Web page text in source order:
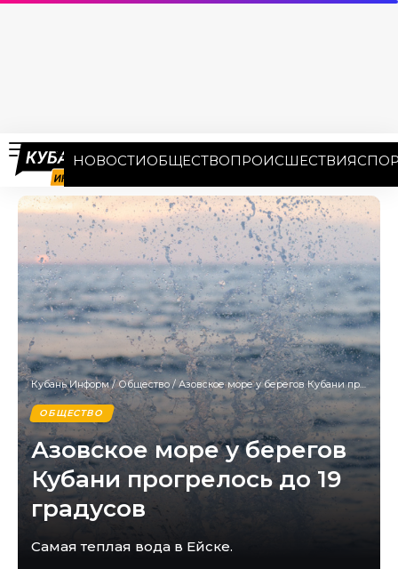
НОВОСТИОБЩЕСТВОПРОИСШЕСТВИЯ
Кубань Информ/Общество/Азовское море у берегов Кубани прогрелось до 19 градусов
ОБЩЕСТВО
Азовское море у берегов
Кубани прогрелось до 19
градусов
Самая теплая вода в Ейске.